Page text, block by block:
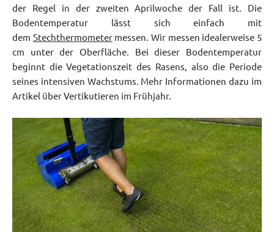
der Regel in der zweiten Aprilwoche der Fall ist. Die
Bodentemperatur lässt sich einfach mit
dem Stechthermometermessen. Wir messen idealerweise 5
cm unter der Oberfläche. Bei dieser Bodentemperatur
beginnt die Vegetationszeit des Rasens, also die Periode
seines intensiven Wachstums. Mehr Informationen dazu im
Artikel über Vertikutieren im Frühjahr.